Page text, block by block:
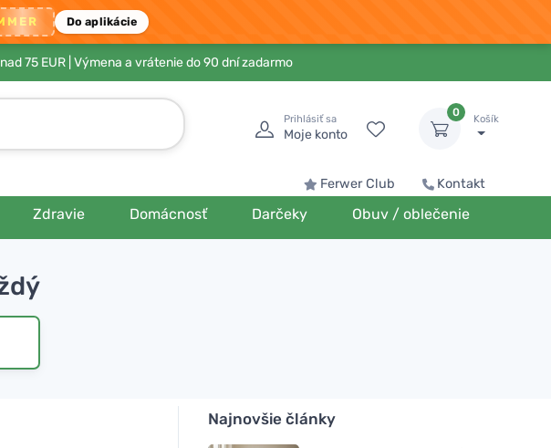
Do aplikácie
75 EUR | Výmena a vrátenie do 90 dní zadarmo
Prihlásiť sa
Moje konto
0
Košík
Ferwer Club Kontakt
Zdravie Domácnosť Darčeky Obuv / oblečenie
Najnovšie články